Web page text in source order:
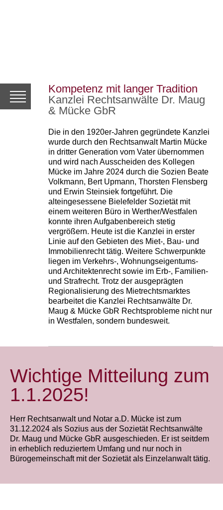
Toggle
navigation
Kompetenz mit langer Tradition
Kanzlei Rechtsanwälte Dr. Maug
& Mücke GbR
Die in den 1920er-Jahren gegründete Kanzlei
wurde durch den Rechtsanwalt Martin Mücke
in dritter Generation vom Vater übernommen
und wird nach Ausscheiden des Kollegen
Mücke im Jahre 2024 durch die Sozien Beate
Volkmann, Bert Upmann, Thorsten Flensberg
und Erwin Steinsiek fortgeführt. Die
alteingesessene Bielefelder Sozietät mit
einem weiteren Büro in Werther/Westfalen
konnte ihren Aufgabenbereich stetig
vergrößern. Heute ist die Kanzlei in erster
Linie auf den Gebieten des Miet-, Bau- und
Immobilienrecht tätig. Weitere Schwerpunkte
liegen im Verkehrs-, Wohnungseigentums-
und Architektenrecht sowie im Erb-, Familien-
und Strafrecht. Trotz der ausgeprägten
Regionalisierung des Mietrechtsmarktes
bearbeitet die Kanzlei Rechtsanwälte Dr.
Maug & Mücke GbR Rechtsprobleme nicht nur
in Westfalen, sondern bundesweit.
Wichtige Mitteilung zum
1.1.2025!
Herr Rechtsanwalt und Notar a.D. Mücke ist zum
31.12.2024 als Sozius aus der Sozietät Rechtsanwälte
Dr. Maug und Mücke GbR ausgeschieden. Er ist seitdem
in erheblich reduziertem Umfang und nur noch in
Bürogemeinschaft mit der Sozietät als Einzelanwalt tätig.